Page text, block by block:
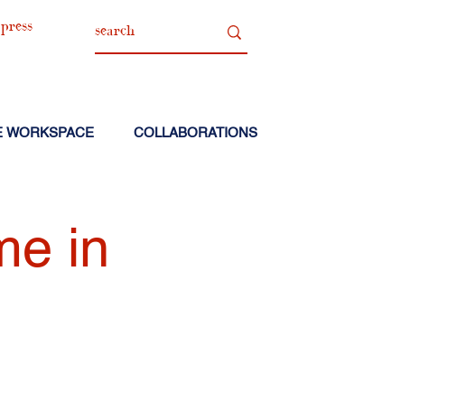
press
WORKSPACE COLLABORATIONS
in